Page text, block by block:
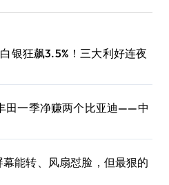
银狂飙3.5%！三大利好连夜
田一季净赚两个比亚迪——中
能转、风扇怼脸，但最狠的